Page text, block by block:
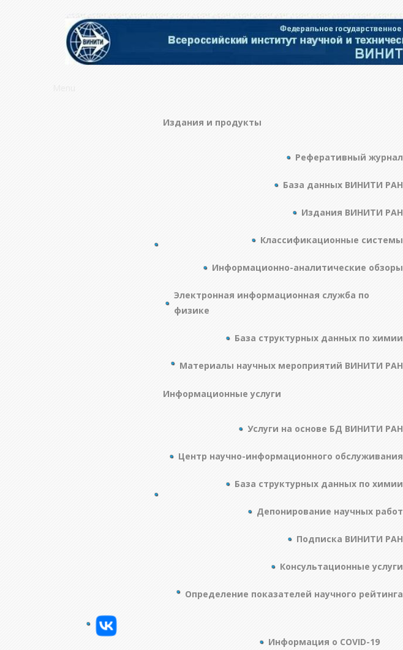
Издания и продукты
Реферативный журнал
База данных ВИНИТИ РАН
Издания ВИНИТИ РАН
Классификационные системы
Информационно-аналитические обзоры
Электронная информационная служба по
физике
База структурных данных по химии
Материалы научных мероприятий ВИНИТИ РАН
Информационные услуги
Услуги на основе БД ВИНИТИ РАН
Центр научно-информационного обслуживания
База структурных данных по химии
Депонирование научных работ
Подписка ВИНИТИ РАН
Консультационные услуги
Определение показателей научного рейтинга
Информация о COVID-19